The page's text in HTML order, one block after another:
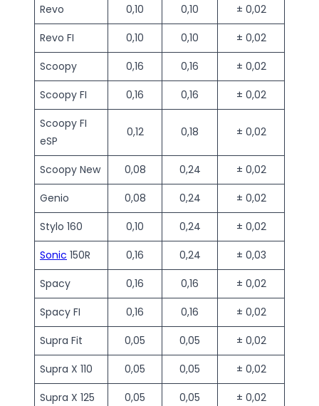
Revo
0,10 0,10
± 0,02
Revo FI
0,10 0,10
± 0,02
Scoopy
0,16 0,16
± 0,02
Scoopy FI
0,16 0,16
± 0,02
Scoopy FI
eSP
0,12 0,18 ± 0,02
Scoopy New 0,08 0,24
± 0,02
Genio
0,08 0,24
± 0,02
Stylo 160
0,10 0,24
± 0,02
Sonic 150R 0,16 0,24
± 0,03
Spacy
0,16 0,16
± 0,02
Spacy FI
0,16 0,16
± 0,02
Supra Fit
0,05 0,05
± 0,02
Supra X 110
0,05 0,05
± 0,02
Supra X 125
0,05 0,05
± 0,02